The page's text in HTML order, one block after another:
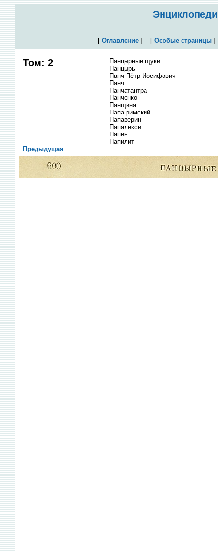
[ Оглавление] [ Особые страницы
Том: 2
Панцырные щуки
Панцырь
Панч Пётр Иосифович
Панч
Панчатантра
Панченко
Панщина
Папа римский
Папаверин
Папалекси
Папен
Папилит
Предыдущая